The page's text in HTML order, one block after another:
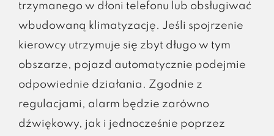
trzymanego w dłoni telefonu lub obsługiwać
wbudowaną klimatyzację. Jeśli spojrzenie
kierowcy utrzymuje się zbyt długo w tym
obszarze, pojazd automatycznie podejmie
odpowiednie działania. Zgodnie z
regulacjami, alarm będzie zarówno
dźwiękowy, jak i jednocześnie poprzez